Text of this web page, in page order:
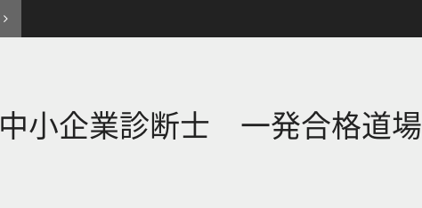
中小企業診断士 一発合格道場